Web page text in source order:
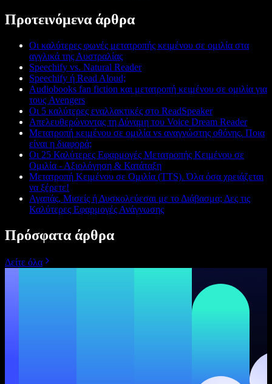
Προτεινόμενα άρθρα
Οι καλύτερες φωνές μετατροπής κειμένου σε ομιλία στα
αγγλικά της Αυστραλίας
Speechify vs. Natural Reader
Speechify ή Read Aloud;
Audiobooks fan fiction και μετατροπή κειμένου σε ομιλία για
τους Avengers
Οι 5 καλύτερες εναλλακτικές στο ReadSpeaker
Απελευθερώνοντας τη Δύναμη του Voice Dream Reader
Μετατροπή κειμένου σε ομιλία vs αναγνώστης οθόνης. Ποια
είναι η διαφορά;
Οι 25 Καλύτερες Εφαρμογές Μετατροπής Κειμένου σε
Ομιλία - Αξιολόγηση & Κατάταξη
Μετατροπή Κειμένου σε Ομιλία (TTS). Όλα όσα χρειάζεται
να ξέρετε!
Αγαπάς, Μισείς ή Δυσκολεύεσαι με το Διάβασμα; Δες τις
Καλύτερες Εφαρμογές Ανάγνωσης
Πρόσφατα άρθρα
Δείτε όλα